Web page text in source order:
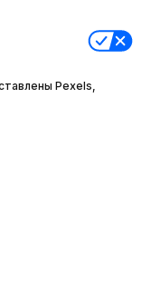
Pexels,